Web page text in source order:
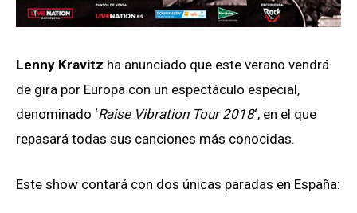
Lenny Kravitz ha anunciado que este verano vendrá
de gira por Europa con un espectáculo especial,
denominado ‘Raise Vibration Tour 2018‘, en el que
repasará todas sus canciones más conocidas.
Este show contará con dos únicas paradas en España: